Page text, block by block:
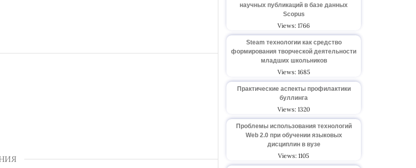
научных публикаций в базе данных
Scopus
Views: 1766
Steam технологии как средство
формирования творческой деятельности
младших школьников
Views: 1685
Практические аспекты профилактики
буллинга
Views: 1320
Проблемы использования технологий
Web 2.0 при обучении языковых
дисциплин в вузе
Views: 1105